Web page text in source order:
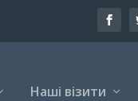
Наші візити